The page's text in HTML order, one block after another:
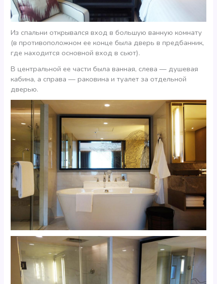
Из спальни открывался вход в большую ванную комнату
(в противоположном ее конце была дверь в предбанник,
где находится основной вход в сьют).
В центральной ее части была ванная, слева — душевая
кабина, а справа — раковина и туалет за отдельной
дверью.